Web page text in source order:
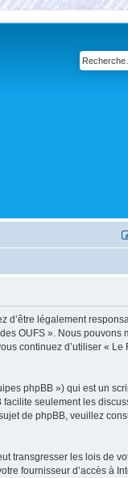
d’être légalement
OUFS ». Nous pouvons
continuez d’utiliser « Le
phpBB ») qui est un
facilite seulement les
de phpBB, veuillez
transgresser les lois de
fournisseur d’accès à